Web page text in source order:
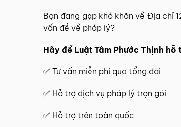
Bạn đang gặp khó khăn về Địa chỉ
vấn đề về pháp lý?
Hãy để Luật Tâm Phước Thịnh hỗ
✅ Tư vấn miễn phí qua tổng đài
✅ Hỗ trợ dịch vụ pháp lý trọn gói
✅ Hỗ trợ trên toàn quốc